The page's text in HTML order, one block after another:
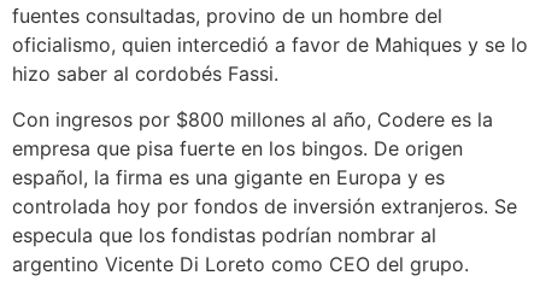
fuentes consultadas, provino de un hombre del
oficialismo, quien intercedió a favor de Mahiques y se lo
hizo saber al cordobés Fassi.
Con ingresos por $800 millones al año, Codere es la
empresa que pisa fuerte en los bingos. De origen
español, la firma es una gigante en Europa y es
controlada hoy por fondos de inversión extranjeros. Se
especula que los fondistas podrían nombrar al
argentino Vicente Di Loreto como CEO del grupo.